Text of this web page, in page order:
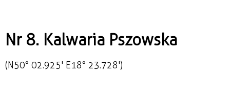
Nr 8. Kalwaria Pszowska
(N50° 02.925' E18° 23.728')